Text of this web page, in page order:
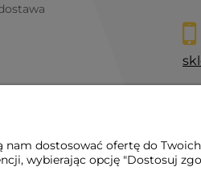
dostosować ofertę do
wybierając opcję "Dostosuj